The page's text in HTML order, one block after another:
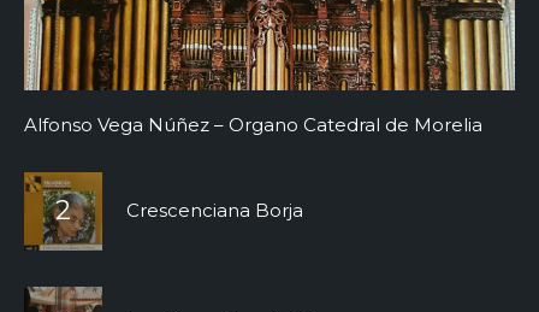
Alfonso Vega Núñez – Organo Catedral de Morelia
Crescenciana Borja